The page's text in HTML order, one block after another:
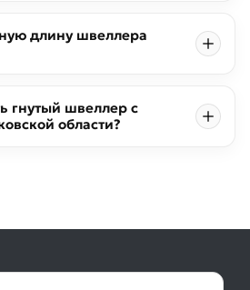
длину швеллера
гнутый швеллер с
области?